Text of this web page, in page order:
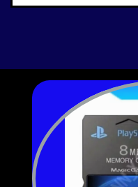
مناسب برای تمام مدل ها